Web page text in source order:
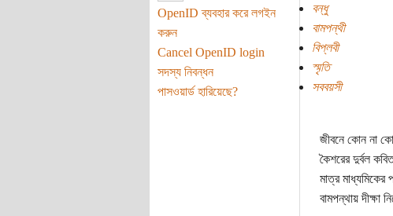
OpenID ব্যবহার করে লগইন
করুন
Cancel OpenID login
সদস্য নিবন্ধন
পাসওয়ার্ড হারিয়েছে?
বন্ধু
বামপন্থী
বিপ্লবী
স্মৃতি
সববয়সী
জীবনে কোন না
কৈশরের দুর্বল
মাত্র
বামপন্থায় দীক্ষা